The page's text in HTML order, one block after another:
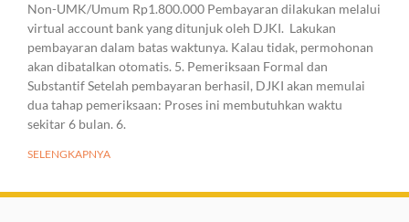
Non-UMK/Umum Rp1.800.000 Pembayaran dilakukan melalui
virtual account bank yang ditunjuk oleh DJKI. Lakukan
pembayaran dalam batas waktunya. Kalau tidak, permohonan
akan dibatalkan otomatis. 5. Pemeriksaan Formal dan
Substantif Setelah pembayaran berhasil, DJKI akan memulai
dua tahap pemeriksaan: Proses ini membutuhkan waktu
sekitar 6 bulan. 6.
SELENGKAPNYA